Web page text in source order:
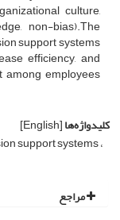
culture,
non-bias).The
support systems
efficiency, and
employees
کلیدواژه‌ها[English]
support systems
مراجع